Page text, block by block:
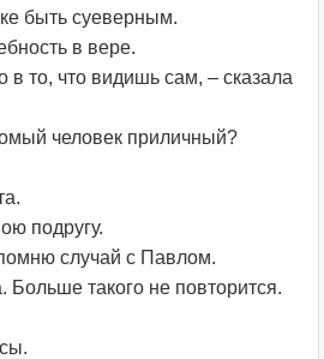
быть суеверным.
в вере.
в то, что видишь сам, – сказала
человек приличный?
подругу.
случай с Павлом.
такого не повторится.